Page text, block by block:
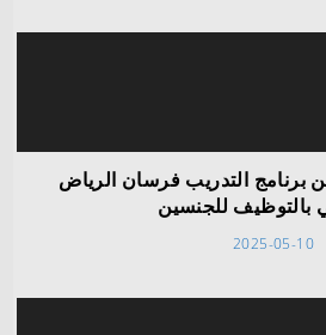
برنامج التدريب فرسان الرياض
بالتوظيف للجنسين
2025-05-10